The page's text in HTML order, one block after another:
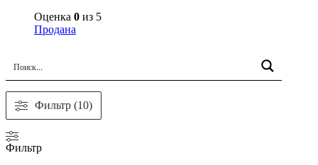
Оценка 0 из 5
Продана
Фильтр (10)
Фильтр